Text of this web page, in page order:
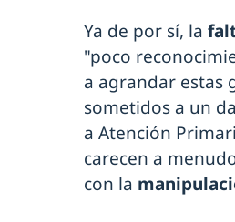
Ya de por sí, la
"poco
a agrandar estas
sometidos a un
a Atención
carecen a
con la